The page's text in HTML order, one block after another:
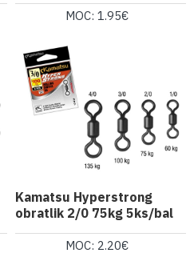
MOC: 1.95€
Kamatsu Hyperstrong
obratlik 2/0 75kg 5ks/bal
MOC: 2.20€